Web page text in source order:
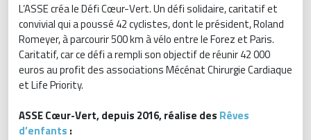
L’ASSE créa le Défi Cœur-Vert. Un défi solidaire, caritatif et
convivial qui a poussé 42 cyclistes, dont le président, Roland
Romeyer, à parcourir 500 km à vélo entre le Forez et Paris.
Caritatif, car ce défi a rempli son objectif de réunir 42 000
euros au profit des associations Mécénat Chirurgie Cardiaque
et Life Priority.
ASSE Cœur-Vert, depuis 2016, réalise des Rêves
d’enfants :